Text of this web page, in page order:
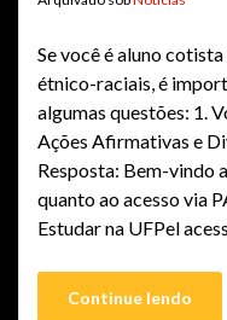
Se você é aluno
étnico-raciais, é
algumas questões: 1.
Ações Afirmativas e
Resposta: Bem-vindo
quanto ao acesso via
Estudar na UFPel
Continue lendo